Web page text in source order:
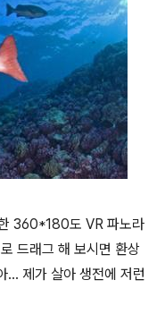
360*180도 VR 파노라
드래그 해 보시면 환상
... 제가 살아 생전에 저런